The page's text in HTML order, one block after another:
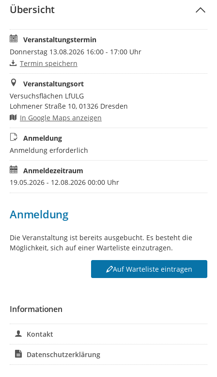
Übersicht
Veranstaltungstermin
Donnerstag 13.08.2026 16:00 - 17:00 Uhr
Termin speichern
Veranstaltungsort
Versuchsflächen LfULG
Lohmener Straße 10, 01326 Dresden
In Google Maps anzeigen
Anmeldung
Anmeldung erforderlich
Anmeldezeitraum
19.05.2026 - 12.08.2026 00:00 Uhr
Anmeldung
Die Veranstaltung ist bereits ausgebucht. Es besteht die
Möglichkeit, sich auf einer Warteliste einzutragen.
Auf Warteliste eintragen
Informationen
Kontakt
Datenschutzerklärung